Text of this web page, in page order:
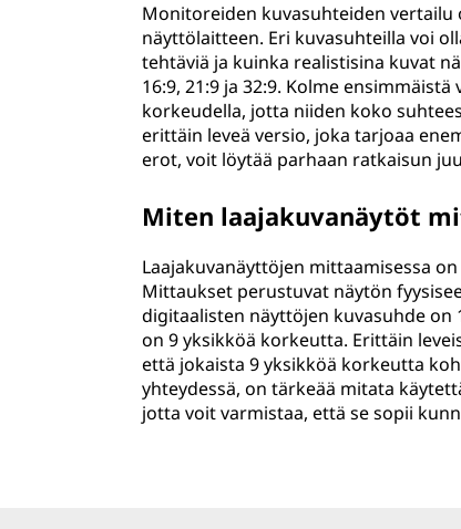
Monitoreiden kuvasuhteiden vertailu
näyttölaitteen. Eri kuvasuhteilla voi
tehtäviä ja kuinka realistisina kuvat
16:9, 21:9 ja 32:9. Kolme
korkeudella, jotta niiden koko
erittäin leveä versio, joka tarjoaa
erot, voit löytää parhaan ratkaisun
Miten laajakuvanäytöt
Laajakuvanäyttöjen mittaamisessa
Mittaukset perustuvat näytön
digitaalisten näyttöjen kuvasuhde on
on 9 yksikköä korkeutta. Erittäin
että jokaista 9 yksikköä korkeutta
yhteydessä, on tärkeää mitata
jotta voit varmistaa, että se sopii